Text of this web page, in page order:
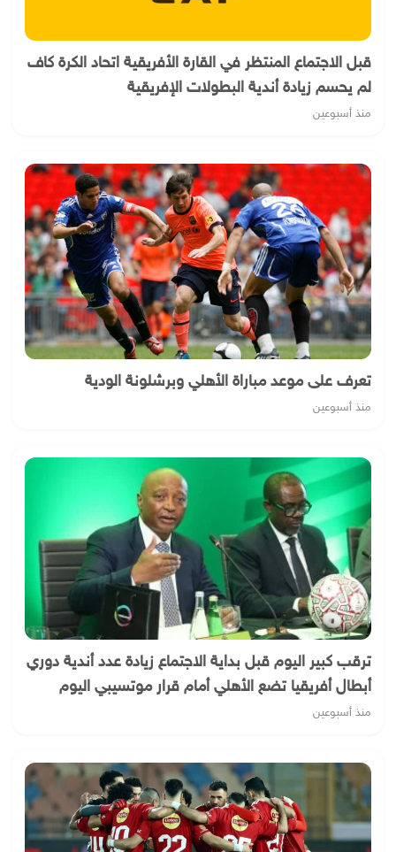
قبل الاجتماع المنتظر في القارة الأفريقية اتحاد الكرة كاف
لم يحسم زيادة أندية البطولات الإفريقية
منذ أسبوعين
تعرف على موعد مباراة الأهلي وبرشلونة الودية
منذ أسبوعين
ترقب كبير اليوم قبل بداية الاجتماع زيادة عدد أندية دوري
أبطال أفريقيا تضع الأهلي أمام قرار موتسيبي اليوم
منذ أسبوعين